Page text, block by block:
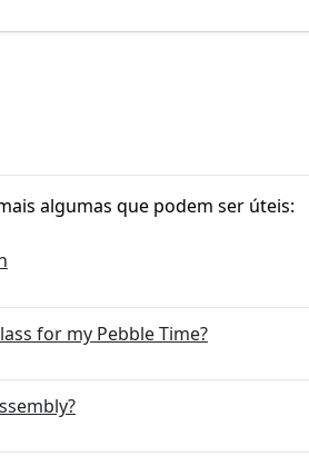
algumas que podem ser úteis:
for my Pebble Time?